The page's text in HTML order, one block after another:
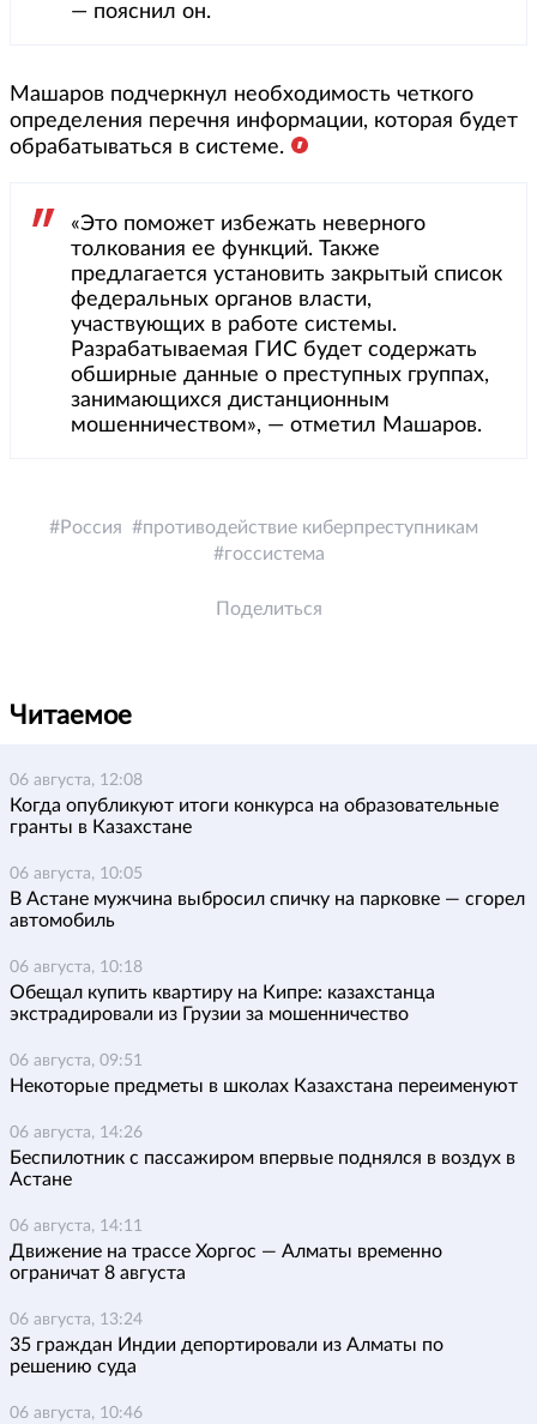
— пояснил он.
Машаров подчеркнул необходимость четкого
определения перечня информации, которая будет
обрабатываться в системе.
«Это поможет избежать неверного
толкования ее функций. Также
предлагается установить закрытый список
федеральных органов власти,
участвующих в работе системы.
Разрабатываемая ГИС будет содержать
обширные данные о преступных группах,
занимающихся дистанционным
мошенничеством», — отметил Машаров.
Россия
противодействие киберпреступникам
госсистема
Поделиться
Читаемое
06 августа, 12:08
Когда опубликуют итоги конкурса на образовательные
гранты в Казахстане
06 августа, 10:05
В Астане мужчина выбросил спичку на парковке — сгорел
автомобиль
06 августа, 10:18
Обещал купить квартиру на Кипре: казахстанца
экстрадировали из Грузии за мошенничество
06 августа, 09:51
Некоторые предметы в школах Казахстана переименуют
06 августа, 14:26
Беспилотник с пассажиром впервые поднялся в воздух в
Астане
06 августа, 14:11
Движение на трассе Хоргос — Алматы временно
ограничат 8 августа
06 августа, 13:24
35 граждан Индии депортировали из Алматы по
решению суда
06 августа, 10:46